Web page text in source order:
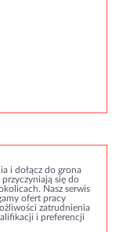
i dołącz do grona
się do
Nasz serwis
ofert pracy
zatrudnienia
i preferencji